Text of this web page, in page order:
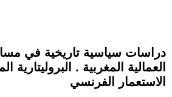
دراسات سياسية تاريخية في
العمالية المغربية .
الاستعمار الفرنسي